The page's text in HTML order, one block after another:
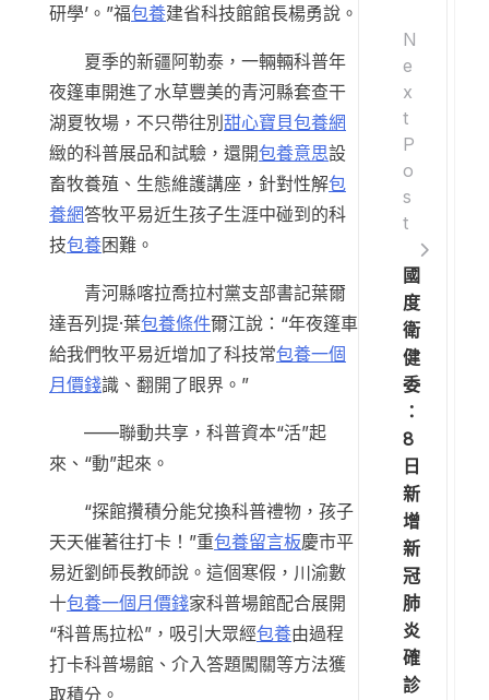
研學’。”福包養建省科技館館長楊勇說。
夏季的新疆阿勒泰，一輛輛科普年
夜篷車開進了水草豐美的青河縣套查干
湖夏牧場，不只帶往別 甜心寶貝包養網
緻的科普展品和試驗，還開包養意思設
畜牧養殖、生態維護講座，針對性解包
養網答牧平易近生孩子生涯中碰到的科
技包養困難。
青河縣喀拉喬拉村黨支部書記葉爾
達吾列提·葉包養條件爾江說：“年夜篷車
給我們牧平易近增加了科技常包養一個
月價錢識、翻開了眼界。”
——聯動共享，科普資本“活”起
來、“動”起來。
“探館攢積分能兌換科普禮物，孩子
天天催著往打卡！”重包養留言板慶市平
易近劉師長教師說。這個寒假，川渝數
十包養一個月價錢家科普場館配合展開
“科普馬拉松”，吸引大眾經包養由過程
打卡科普場館、介入答題闖關等方法獲
取積分。
N
e
x
t
P
o
s
t
國
度
衛
健
委
：
8
日
新
增
新
冠
肺
炎
確
診